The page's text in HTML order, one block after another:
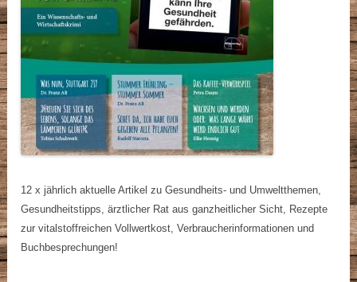
12 x jährlich aktuelle Artikel zu Gesundheits- und Umweltthemen,
Gesundheitstipps, ärztlicher Rat aus ganzheitlicher Sicht, Rezepte
zur vitalstoffreichen Vollwertkost, Verbraucherinformationen und
Buchbesprechungen!